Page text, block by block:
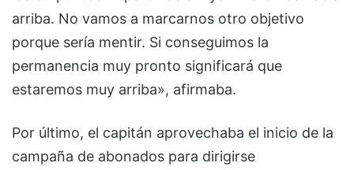
arriba. No vamos a marcarnos otro objetivo
porque sería mentir. Si conseguimos la
permanencia muy pronto significará que
estaremos muy arriba», afirmaba.
Por último, el capitán aprovechaba el inicio de la
campaña de abonados para dirigirse